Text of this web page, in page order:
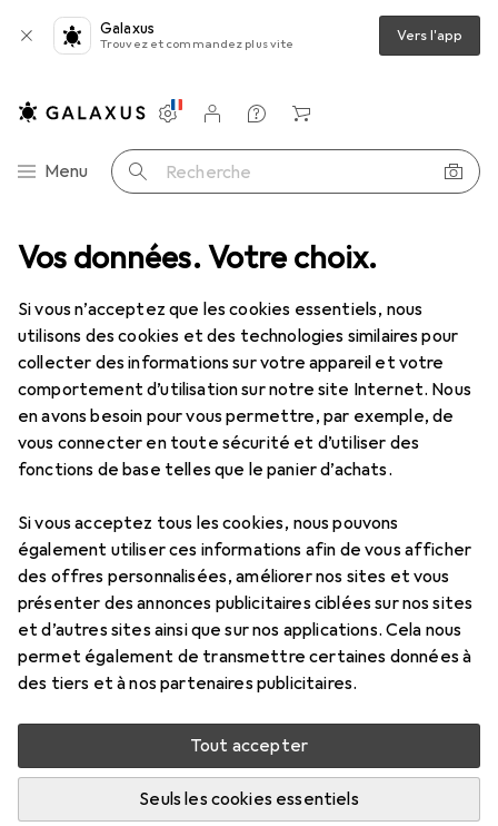
Vos données. Votre choix.
Si vous n’acceptez que les cookies essentiels, nous
utilisons des cookies et des technologies similaires pour
collecter des informations sur votre appareil et votre
comportement d’utilisation sur notre site Internet. Nous
en avons besoin pour vous permettre, par exemple, de
vous connecter en toute sécurité et d’utiliser des
fonctions de base telles que le panier d’achats.
Si vous acceptez tous les cookies, nous pouvons
également utiliser ces informations afin de vous afficher
des offres personnalisées, améliorer nos sites et vous
présenter des annonces publicitaires ciblées sur nos sites
et d’autres sites ainsi que sur nos applications. Cela nous
permet également de transmettre certaines données à
des tiers et à nos partenaires publicitaires.
Tout accepter
Seuls les cookies essentiels
Galaxus
Trouvez et commandez plus vite Vers l'app
Navigation par catégorie
Menu Recherche
Paramètres
Compte client
Listes de comparaison
Listes d'envies
Panier
Déstockage IT + multimédia Périphériques
Déstockage Casques